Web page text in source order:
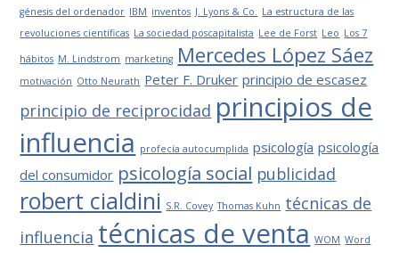
génesis del ordenador IBM inventos J. Lyons & Co. La estructura de las
revoluciones científicas La sociedad poscapitalista Lee de Forst Leo Los 7
hábitos M. Lindstrom marketing Mercedes López Sáez
motivación Otto Neurath Peter F. Druker principio de escasez
principio de reciprocidad principios de
influencia profecía autocumplida psicología psicología
del consumidor psicología social publicidad
robert cialdini S.R. Covey Thomas Kuhn técnicas de
influencia técnicas de venta WOM Word